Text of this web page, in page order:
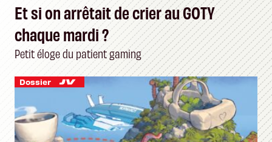
Et si on arrêtait de crier au GOTY
chaque mardi ?
Petit éloge du patient gaming
Dossier